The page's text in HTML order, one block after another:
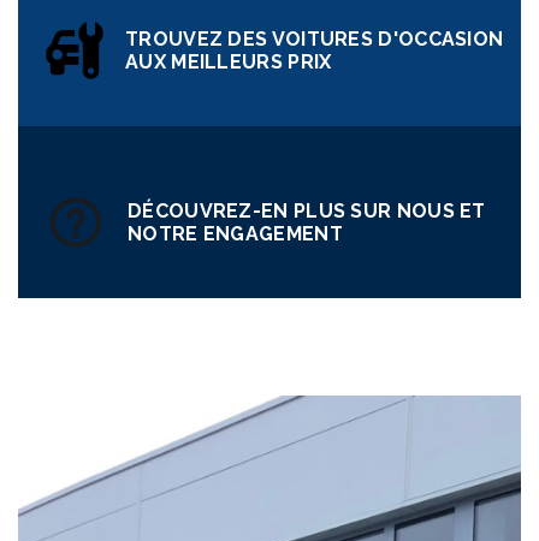
TROUVEZ DES VOITURES D'OCCASION
AUX MEILLEURS PRIX
DÉCOUVREZ-EN PLUS SUR NOUS ET
NOTRE ENGAGEMENT